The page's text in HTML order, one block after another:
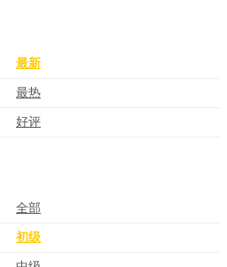
最新
最热
好评
全部
初级